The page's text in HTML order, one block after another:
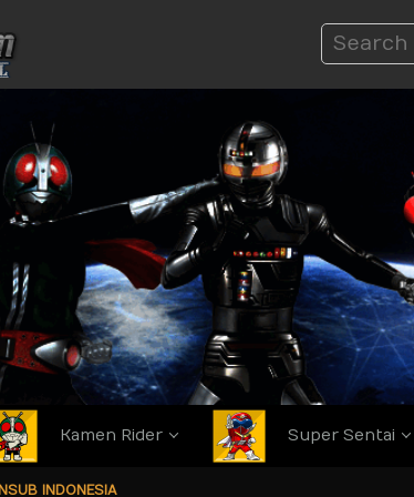
Kamen Rider Super Sentai
INDONESIA